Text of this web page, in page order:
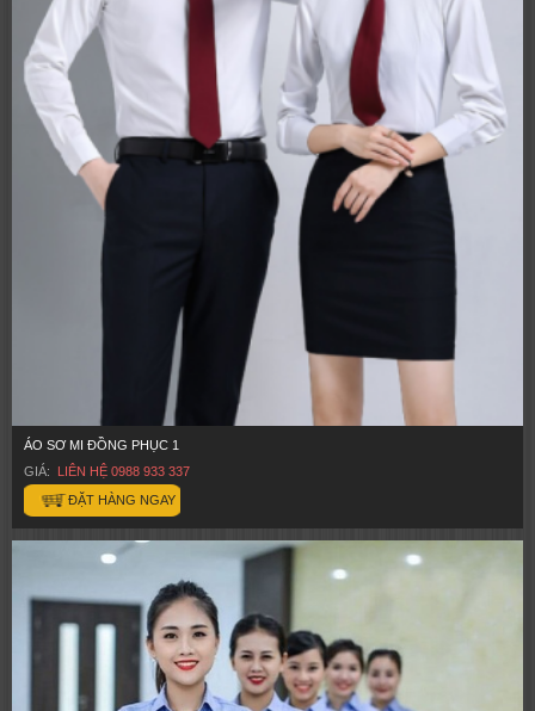
ÁO SƠ MI ĐỒNG PHỤC 1
GIÁ: LIÊN HỆ 0988 933 337
ĐẶT HÀNG NGAY